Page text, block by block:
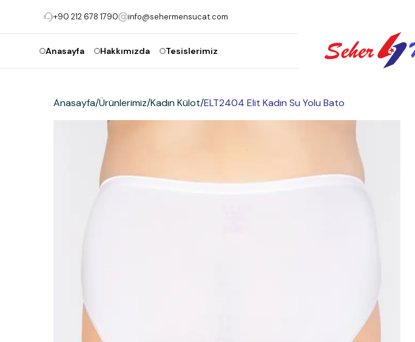
+90 212 678 1790 info@sehermensucat.com
Anasayfa Hakkımızda Tesislerimiz
Anasayfa/Ürünlerimiz/Kadın Külot/ELT2404 Elit Kadın Su Yolu Bato